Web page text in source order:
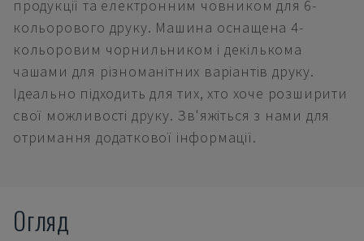
продукції та електронним човником для 6-
кольорового друку. Машина оснащена 4-
кольоровим чорнильником і декількома
чашами для різноманітних варіантів друку.
Ідеально підходить для тих, хто хоче розширити
свої можливості друку. Зв'яжіться з нами для
отримання додаткової інформації.
Огляд